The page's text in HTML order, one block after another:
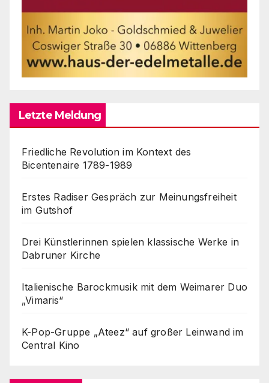
Letzte Meldung
Friedliche Revolution im Kontext des
Bicentenaire 1789-1989
Erstes Radiser Gespräch zur Meinungsfreiheit
im Gutshof
Drei Künstlerinnen spielen klassische Werke in
Dabruner Kirche
Italienische Barockmusik mit dem Weimarer Duo
„Vimaris“
K-Pop-Gruppe „Ateez“ auf großer Leinwand im
Central Kino